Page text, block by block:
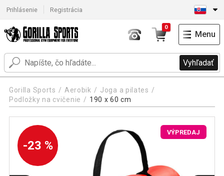
Prihlásenie Registrácia
Vyhľadať
0
Menu
Gorilla Sports Aerobik
Joga a pilates
Podložky na cvičenie
190 x 60 cm
-23 %
VÝPREDAJ